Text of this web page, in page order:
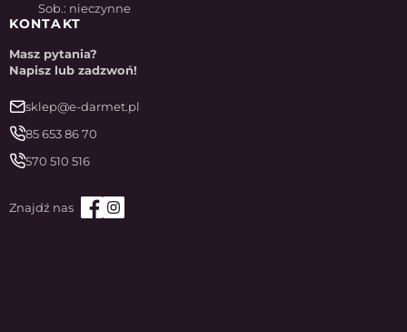
Sob.: nieczynne
KONTAKT
Masz pytania?
Napisz lub zadzwoń!
sklep@e-darmet.pl
85 653 86 70
570 510 516